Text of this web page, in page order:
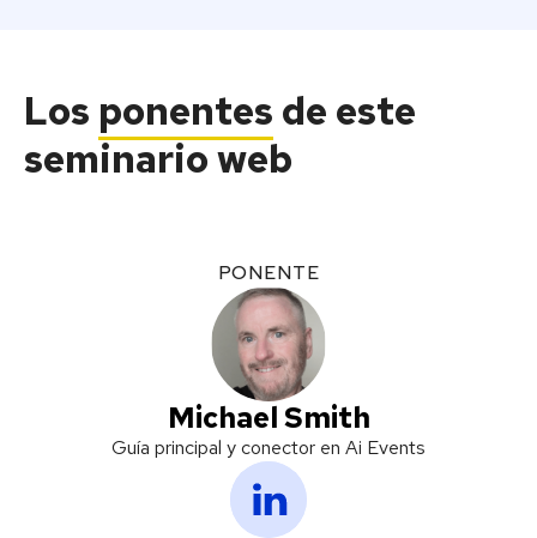
Los ponentes de este
seminario web
PONENTE
Michael Smith
Guía principal y conector en Ai Events